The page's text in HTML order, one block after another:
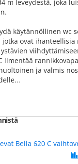
m leveydestä, joka
käytännöllinen wc
ovat
ilmentää
ja valmis
Bella 620 C